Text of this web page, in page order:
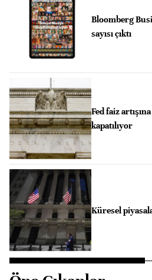
Bloomberg
sayısı çıktı
Fed faiz
kapatılıyor
Küresel